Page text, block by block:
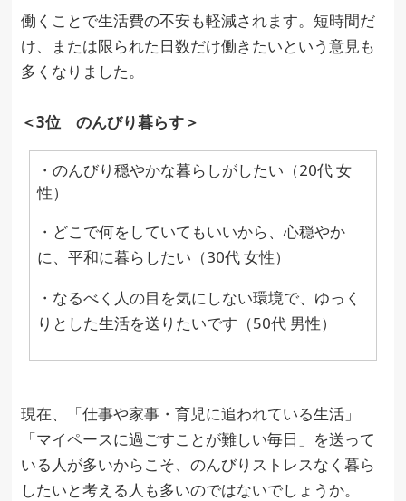
働くことで生活費の不安も軽減されます。短時間だ
け、または限られた日数だけ働きたいという意見も
多くなりました。
＜3位 のんびり暮らす＞
・のんびり穏やかな暮らしがしたい（20代 女
性）
・どこで何をしていてもいいから、心穏やか
に、平和に暮らしたい（30代 女性）
・なるべく人の目を気にしない環境で、ゆっく
りとした生活を送りたいです（50代 男性）
現在、「仕事や家事・育児に追われている生活」
「マイペースに過ごすことが難しい毎日」を送って
いる人が多いからこそ、のんびりストレスなく暮ら
したいと考える人も多いのではないでしょうか。